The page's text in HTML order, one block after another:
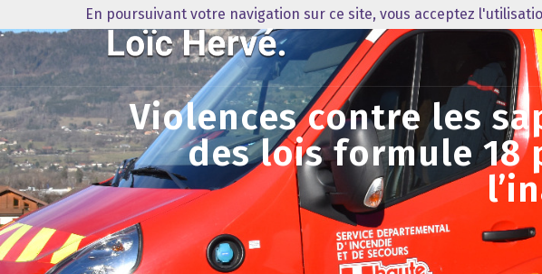
Violences contre les
des lois formule 18
En poursuivant votre navigation sur ce site, vous acceptez